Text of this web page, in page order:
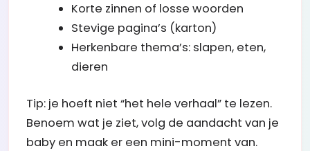
Korte zinnen of losse woorden
Stevige pagina’s (karton)
Herkenbare thema’s: slapen, eten,
dieren
Tip: je hoeft niet “het hele verhaal” te lezen.
Benoem wat je ziet, volg de aandacht van je
baby en maak er een mini-moment van.